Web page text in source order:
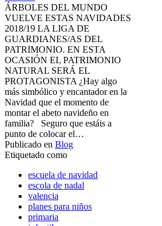
ÁRBOLES DEL MUNDO
VUELVE ESTAS NAVIDADES
2018/19 LA LIGA DE
GUARDIANES/AS DEL
PATRIMONIO. EN ESTA
OCASIÓN EL PATRIMONIO
NATURAL SERÁ EL
PROTAGONISTA ¿Hay algo
más simbólico y encantador en la
Navidad que el momento de
montar el abeto navideño en
familia? Seguro que estáis a
punto de colocar el…
Publicado en Blog
Etiquetado como
escuela de navidad
escola de nadal
valencia
planes para niños
primaria